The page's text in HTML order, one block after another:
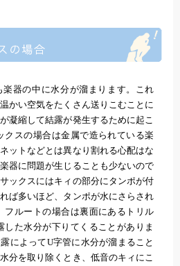
器の中に水分が溜まります。これ
かい空気をたくさん送りこむことに
凝縮して結露が発生するために起こ
クスの場合は金属で造られている楽
ットなどとは異なり割れる心配はな
器に問題が生じることも少ないので
ックスにはキィの部分にタンポが付
ば多いほど、タンポが水にさらされ
フルートの場合は裏面にあるトリル
した水分が下りてくることがありま
によってU字管に水分が溜まること
分を取り除くとき、低音のキィにこ